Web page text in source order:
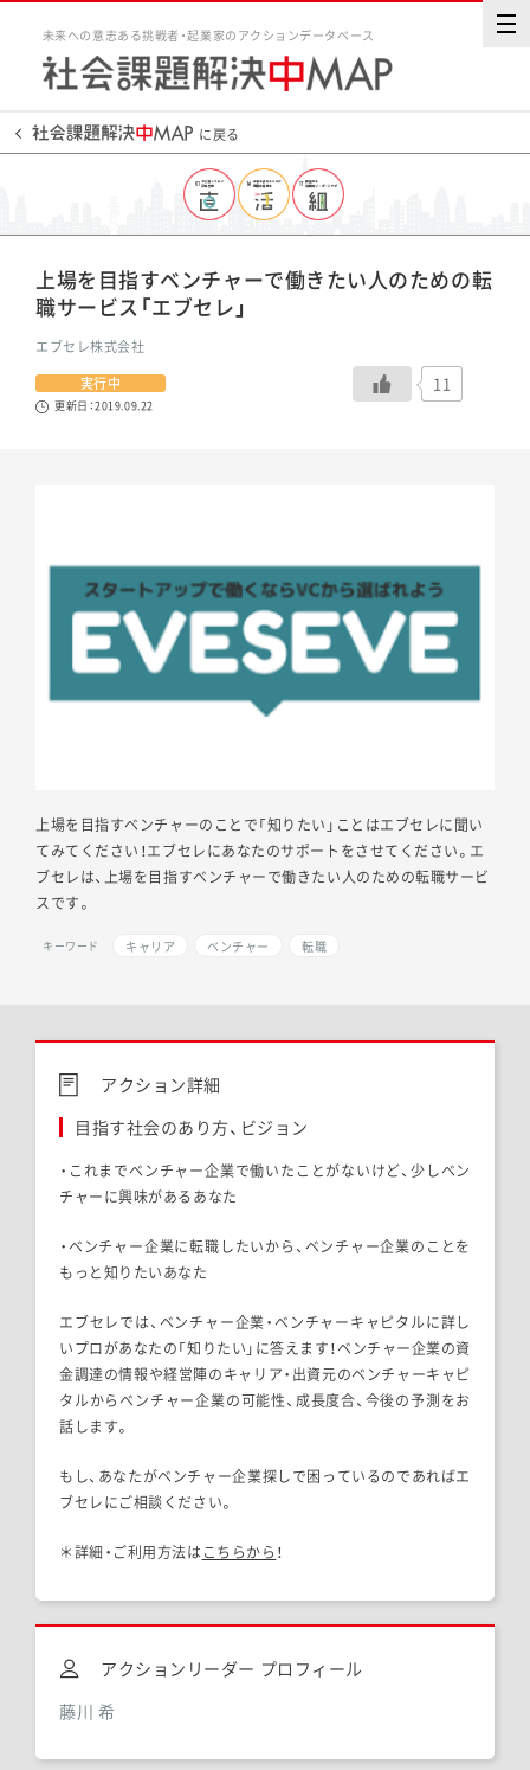
未来への意志ある挑戦者・起業家のアクションデータベース
に戻る
上場を目指すベンチャーで働きたい人のための転
職サービス「エブセレ」
エブセレ株式会社
実行中
更新日：2019.09.22
11
上場を目指すベンチャーのことで「知りたい」ことはエブセレに聞い
てみてください！エブセレにあなたのサポートをさせてください。エ
ブセレは、上場を目指すベンチャーで働きたい人のための転職サービ
スです。
キーワード キャリア ベンチャー 転職
アクション詳細
目指す社会のあり方、ビジョン
・これまでベンチャー企業で働いたことがないけど、少しベン
チャーに興味があるあなた
・ベンチャー企業に転職したいから、ベンチャー企業のことを
もっと知りたいあなた
エブセレでは、ベンチャー企業・ベンチャーキャピタルに詳し
いプロがあなたの「知りたい」に答えます！ベンチャー企業の資
金調達の情報や経営陣のキャリア・出資元のベンチャーキャピ
タルからベンチャー企業の可能性、成長度合、今後の予測をお
話します。
もし、あなたがベンチャー企業探しで困っているのであればエ
ブセレにご相談ください。
＊詳細・ご利用方法は こちらから ！
アクションリーダー プロフィール
藤川 希